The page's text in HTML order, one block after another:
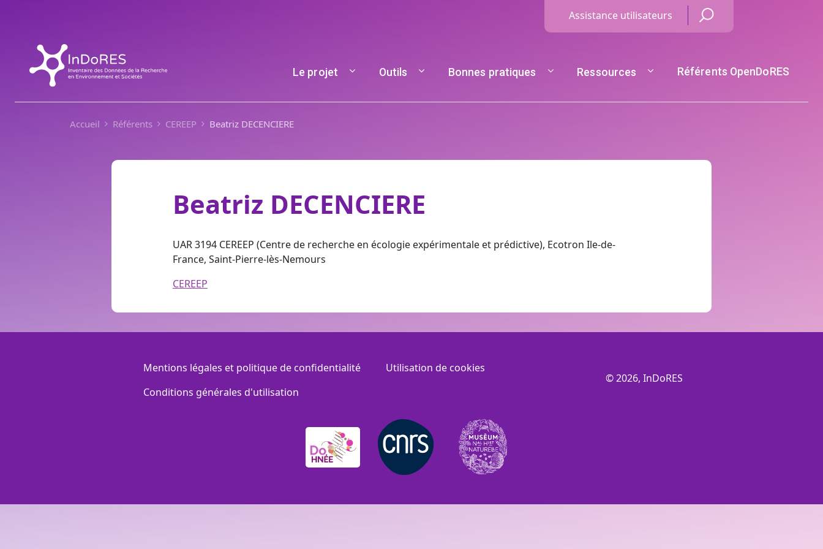
Menu Haut de page
Assistance utilisateurs
Navigation principale
Le projet Outils Bonnes pratiques Ressources Référents OpenDoRES
Accueil Référents CEREEP Beatriz DECENCIERE
Beatriz DECENCIERE
UAR 3194 CEREEP (Centre de recherche en écologie expérimentale et prédictive), Ecotron Ile-de-
France, Saint-Pierre-lès-Nemours
CEREEP
Menu Footer
Mentions légales et politique de confidentialité
Utilisation de cookies
Conditions générales d'utilisation
© 2026, InDoRES